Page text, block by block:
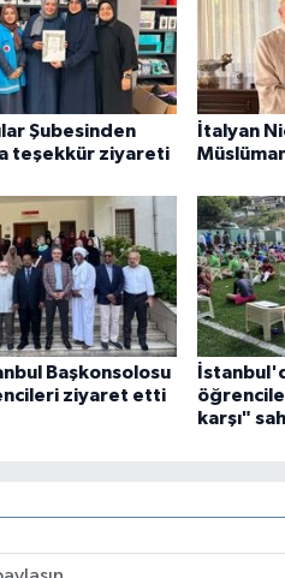
Şubesinden
teşekkür ziyareti
İtalyan
Başkonsolosu
ziyaret etti
karşı"